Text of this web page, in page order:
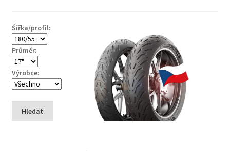
Šířka/profil:
Průměr:
Výrobce:
Hledat